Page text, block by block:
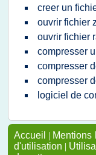
creer un
ouvrir fichier
ouvrir fichier
compresser
compresser
compresser
logiciel de
Accueil | Mentions
d'utilisation |